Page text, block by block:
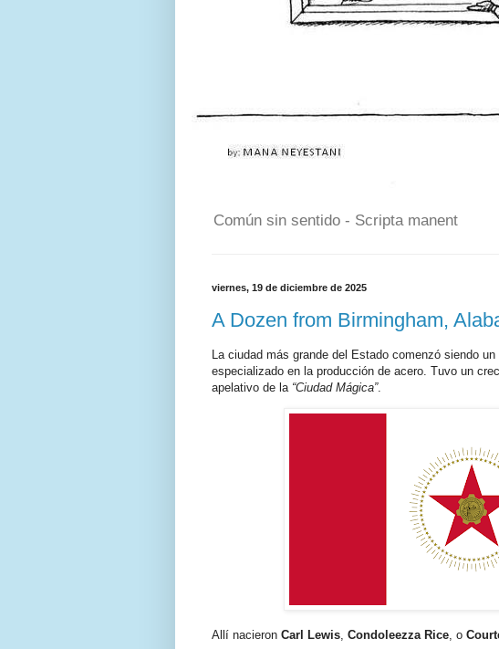
Común sin sentido - Scripta manent
viernes, 19 de diciembre de 2025
A Dozen from Birmingham,
La ciudad más grande del Estado comenzó siendo
especializado en la producción de acero. Tuvo un
apelativo de la “Ciudad Mágica”.
Allí nacieron Carl Lewis, Condoleezza Rice, o